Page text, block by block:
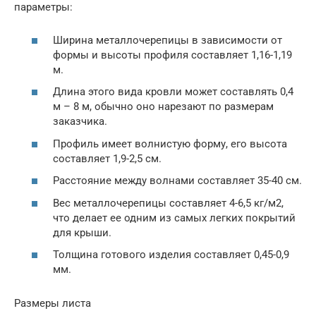
параметры:
Ширина металлочерепицы в зависимости от
формы и высоты профиля составляет 1,16-1,19
м.
Длина этого вида кровли может составлять 0,4
м – 8 м, обычно оно нарезают по размерам
заказчика.
Профиль имеет волнистую форму, его высота
составляет 1,9-2,5 см.
Расстояние между волнами составляет 35-40 см.
Вес металлочерепицы составляет 4-6,5 кг/м2,
что делает ее одним из самых легких покрытий
для крыши.
Толщина готового изделия составляет 0,45-0,9
мм.
Размеры листа